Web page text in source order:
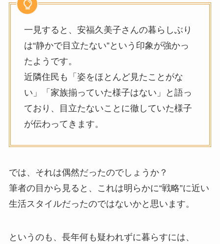
一見すると、安福久美子さんの暮らしぶり
は“静かで目立たない”という印象が強かっ
たようです。
近隣住民も「姿をほとんど見たことがな
い」「家族揃っていた様子はない」と語っ
ており、目立たないことに徹していた様子
が伝わってきます。
では、それは偶然だったのでしょうか？
筆者の目から見ると、これは明らかに“戦略”に近い
生活スタイルだったのではないかと思います。
というのも、長年何も疑われずに暮らすには、